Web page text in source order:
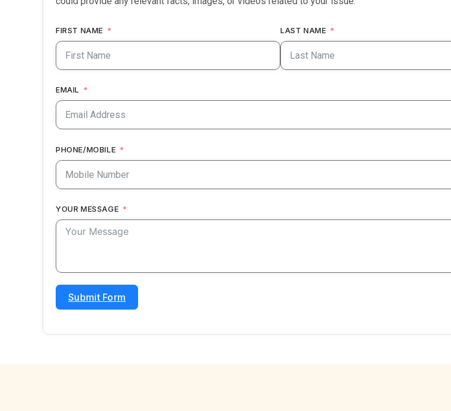
FIRST NAME LAST NAME
EMAIL
PHONE/MOBILE
YOUR MESSAGE
Submit Form